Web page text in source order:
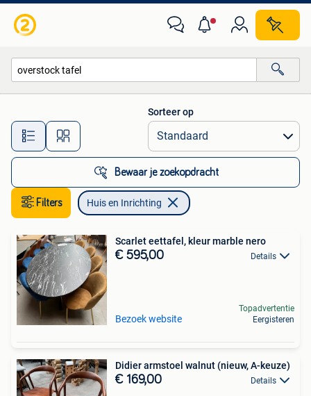
Alle afstanden…
Sorteer op
Bewaar je zoekopdracht
Filters Huis en Inrichting
Scarlet eettafel, kleur marble nero
€ 595,00 Details
Bezoek website
Topadvertentie
Eergisteren
Didier armstoel walnut (nieuw, A-keuze)
€ 169,00 Details